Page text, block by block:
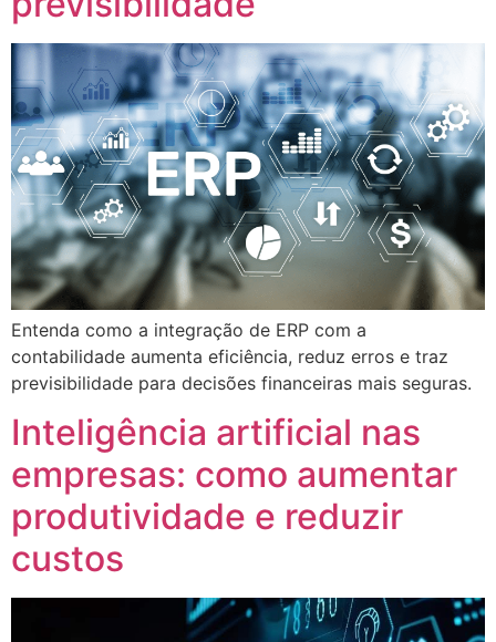
Entenda como a integração de ERP com a
contabilidade aumenta eficiência, reduz erros e traz
previsibilidade para decisões financeiras mais seguras.
Inteligência artificial nas
empresas: como aumentar
produtividade e reduzir
custos